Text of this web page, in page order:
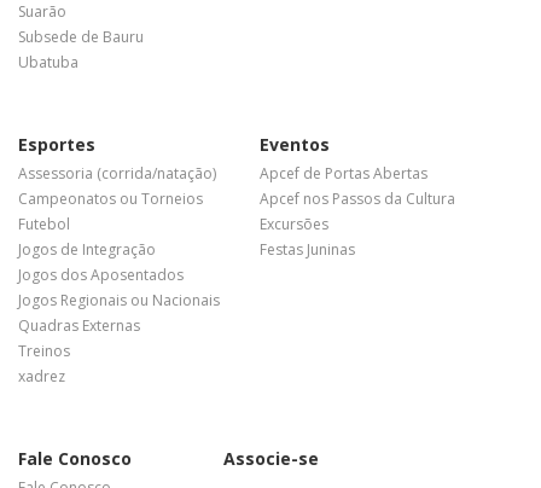
Suarão
Subsede de Bauru
Ubatuba
Esportes
Assessoria (corrida/natação)
Campeonatos ou Torneios
Futebol
Jogos de Integração
Jogos dos Aposentados
Jogos Regionais ou Nacionais
Quadras Externas
Treinos
xadrez
Eventos
Apcef de Portas Abertas
Apcef nos Passos da Cultura
Excursões
Festas Juninas
Fale Conosco Associe-se